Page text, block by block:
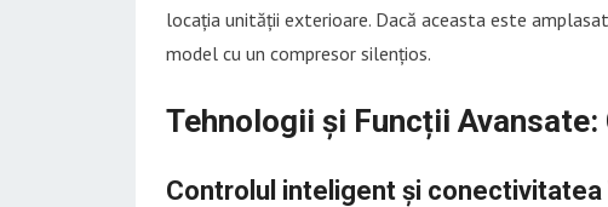
locația unității exterioare. Dacă aceasta este
model cu un compresor silențios.
Tehnologii și Funcții
Controlul inteligent și conectivitatea